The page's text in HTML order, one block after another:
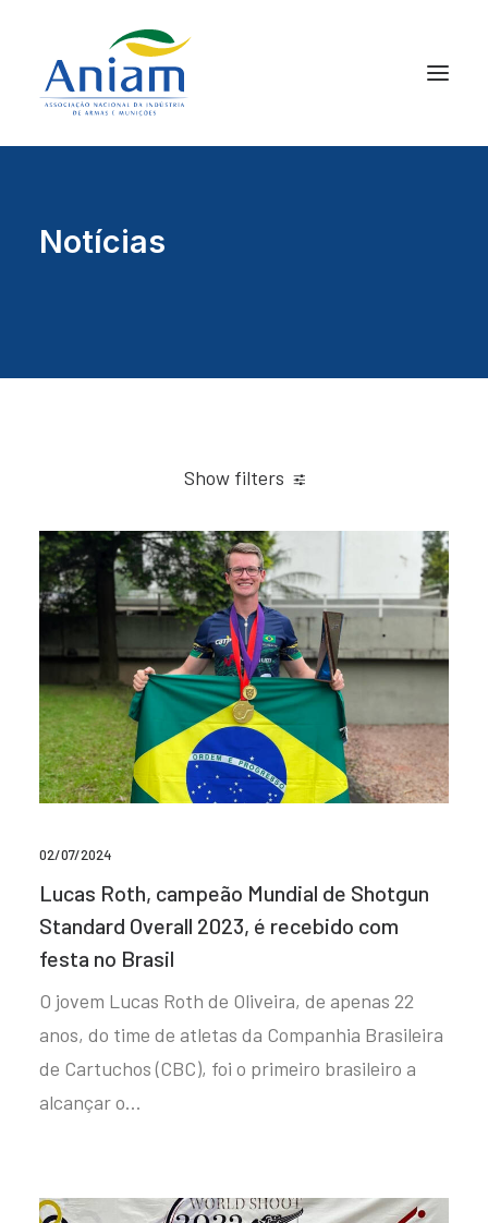
Notícias
Show filters
02/07/2024
Lucas Roth, campeão Mundial de Shotgun
Standard Overall 2023, é recebido com
festa no Brasil
O jovem Lucas Roth de Oliveira, de apenas 22
anos, do time de atletas da Companhia Brasileira
de Cartuchos (CBC), foi o primeiro brasileiro a
alcançar o…